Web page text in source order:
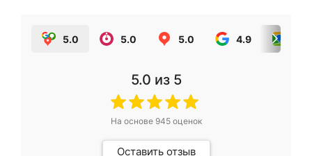
5.0 5.0 5.0 4.9
5.0 из 5
На основе 945оценок
Оставить отзыв